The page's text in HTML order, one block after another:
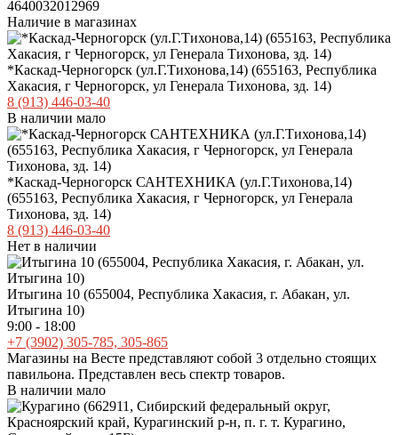
4640032012969
Наличие в магазинах
*Каскад-Черногорск (ул.Г.Тихонова,14) (655163, Республика
Хакасия, г Черногорск, ул Генерала Тихонова, зд. 14)
8 (913) 446-03-40
В наличии мало
*Каскад-Черногорск САНТЕХНИКА (ул.Г.Тихонова,14)
(655163, Республика Хакасия, г Черногорск, ул Генерала
Тихонова, зд. 14)
8 (913) 446-03-40
Нет в наличии
Итыгина 10 (655004, Республика Хакасия, г. Абакан, ул.
Итыгина 10)
9:00 - 18:00
+7 (3902) 305-785, 305-865
Магазины на Весте представляют собой 3 отдельно стоящих
павильона. Представлен весь спектр товаров.
В наличии мало